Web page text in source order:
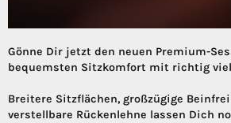
Gönne Dir jetzt den neuen Premium-
bequemsten Sitzkomfort mit richtig
Breitere Sitzflächen, großzügige
verstellbare Rückenlehne lassen Dich